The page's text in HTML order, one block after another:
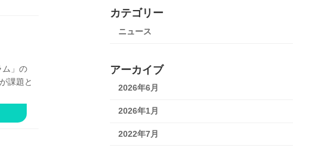
ム」の
課題と
カテゴリー
ニュース
アーカイブ
2026年6月
2026年1月
2022年7月